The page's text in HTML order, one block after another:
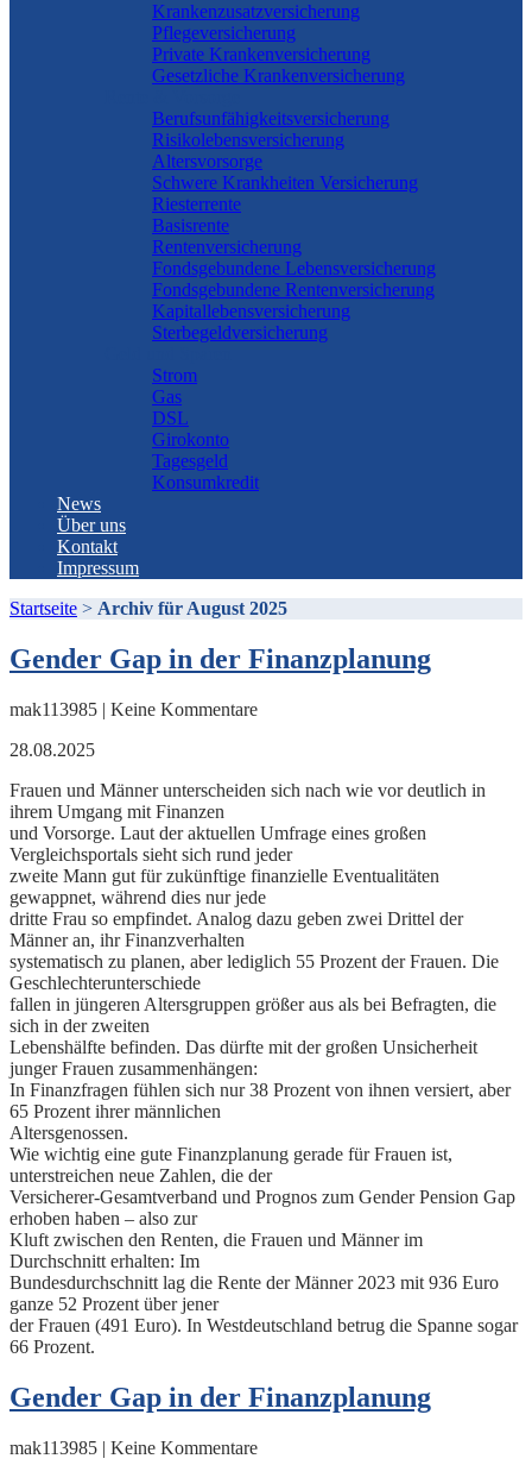
Krankenzusatzversicherung
Pflegeversicherung
Private Krankenversicherung
Gesetzliche Krankenversicherung
Berufs­unfähigkeitsversicherung
Risikolebensversicherung
Altersvorsorge
Schwere Krankheiten Versicherung
Riesterrente
Basisrente
Rentenversicherung
Fondsgebundene Lebensversicherung
Fondsgebundene Rentenversicherung
Kapitallebensversicherung
Sterbegeldversicherung
Strom
Gas
DSL
Girokonto
Tagesgeld
Konsumkredit
News
Über uns
Kontakt
Impressum
Startseite > Archiv für August 2025
Gender Gap in der Finanzplanung
mak113985 | Keine Kommentare
28.08.2025
Frauen und Männer unterscheiden sich nach wie vor deutlich in
ihrem Umgang mit Finanzen
und Vorsorge. Laut der aktuellen Umfrage eines großen
Vergleichsportals sieht sich rund jeder
zweite Mann gut für zukünftige finanzielle Eventualitäten
gewappnet, während dies nur jede
dritte Frau so empfindet. Analog dazu geben zwei Drittel der
Männer an, ihr Finanzverhalten
systematisch zu planen, aber lediglich 55 Prozent der Frauen. Die
Geschlechterunterschiede
fallen in jüngeren Altersgruppen größer aus als bei Befragten, die
sich in der zweiten
Lebenshälfte befinden. Das dürfte mit der großen Unsicherheit
junger Frauen zusammenhängen:
In Finanzfragen fühlen sich nur 38 Prozent von ihnen versiert, aber
65 Prozent ihrer männlichen
Altersgenossen.
Wie wichtig eine gute Finanzplanung gerade für Frauen ist,
unterstreichen neue Zahlen, die der
Versicherer-Gesamtverband und Prognos zum Gender Pension Gap
erhoben haben – also zur
Kluft zwischen den Renten, die Frauen und Männer im
Durchschnitt erhalten: Im
Bundesdurchschnitt lag die Rente der Männer 2023 mit 936 Euro
ganze 52 Prozent über jener
der Frauen (491 Euro). In Westdeutschland betrug die Spanne sogar
66 Prozent.
Gender Gap in der Finanzplanung
mak113985 | Keine Kommentare